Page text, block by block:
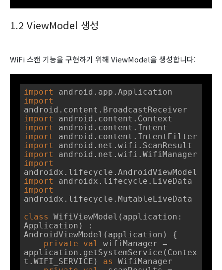
1.2 ViewModel 생성
WiFi 스캔 기능을 구현하기 위해 ViewModel을 생성합니다:
import
import
import
import
import
import
import
import
import
import
androidx.lifecycle.MutableLiveData
class
WifiViewModel (application:
Application) :
AndroidViewModel(application) {
private
val
wifiManager =
application.getSystemService(Contex
t.WIFI_SERVICE) as
WifiManager